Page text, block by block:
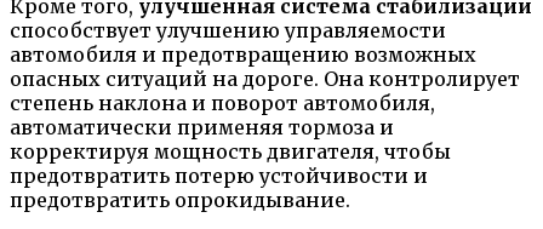
Кроме того, улучшенная система стабилизации
способствует улучшению управляемости
автомобиля и предотвращению возможных
опасных ситуаций на дороге. Она контролирует
степень наклона и поворот автомобиля,
автоматически применяя тормоза и
корректируя мощность двигателя, чтобы
предотвратить потерю устойчивости и
предотвратить опрокидывание.